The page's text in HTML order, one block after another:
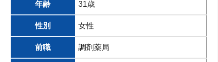
年齢 31歳
性別 女性
前職 調剤薬局